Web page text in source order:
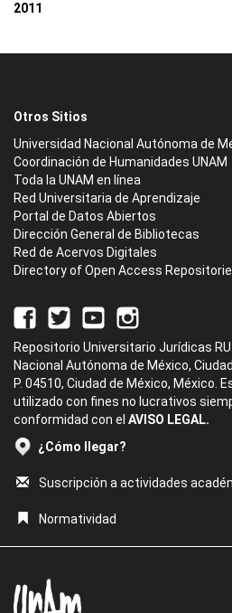
2011
Otros Sitios
Universidad Nacional Autónoma de
Coordinación de Humanidades UNAM
Toda la UNAM en línea
Red Universitaria de Aprendizaje
Portal de Datos Abiertos
Dirección General de Bibliotecas
Red de Acervos Digitales
Directory of Open Access
Repositorio Universitario Jurídicas
Nacional Autónoma de México,
P. 04510, Ciudad de México, México.
utilizado con fines no lucrativos
conformidad con el AVISO LEGAL.
¿Cómo llegar?
Suscripción a actividades
Normatividad